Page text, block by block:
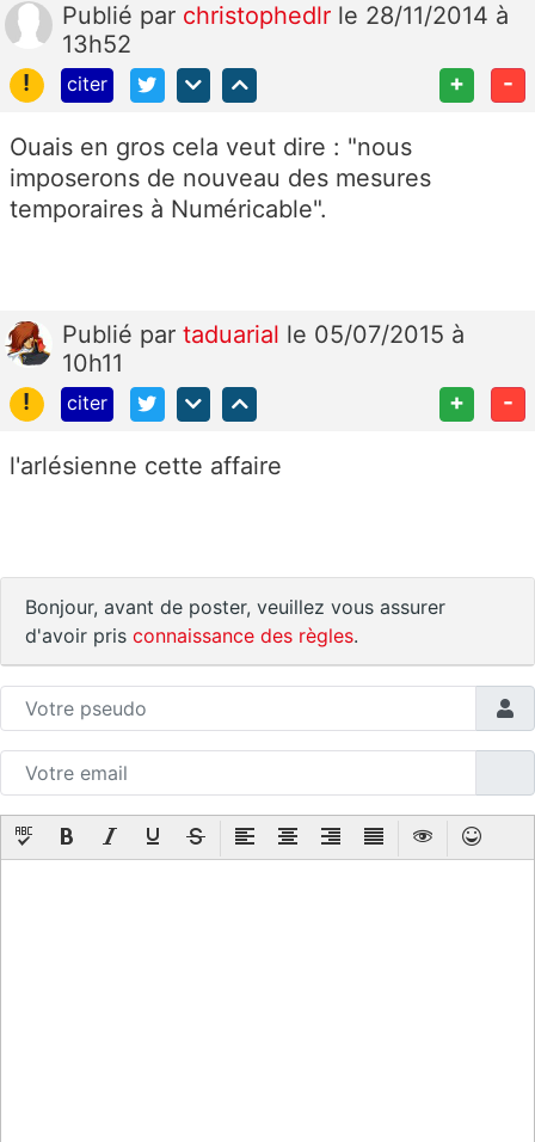
Publié par christophedlr le 28/11/2014 à
13h52
!
citer + -
Ouais en gros cela veut dire : "nous
imposerons de nouveau des mesures
temporaires à Numéricable".
Publié par taduarial le 05/07/2015 à
10h11
!
citer + -
l'arlésienne cette affaire
Bonjour, avant de poster, veuillez vous assurer
d'avoir pris connaissance des règles.